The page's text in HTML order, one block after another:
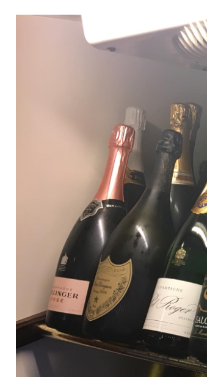
to search or ESC to close